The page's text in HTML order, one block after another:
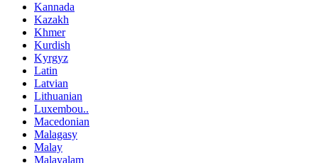
Kannada
Kazakh
Khmer
Kurdish
Kyrgyz
Latin
Latvian
Lithuanian
Luxembou..
Macedonian
Malagasy
Malay
Malayalam